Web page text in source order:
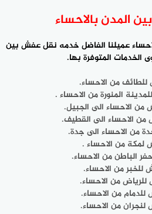
المدن بالاحساء
عميلنا الفاضل خدمه نقل عفش بين
الخدمات المتوفرة بها.
من الاحساء.
المنورة من الاحساء .
الاحساء الى الجبيل.
الاحساء الى القطيف.
من الاحساء الى جدة.
من الاحساء .
الباطن من الاحساء.
من الاحساء.
من الاحساء.
من الاحساء.
من الاحساء.